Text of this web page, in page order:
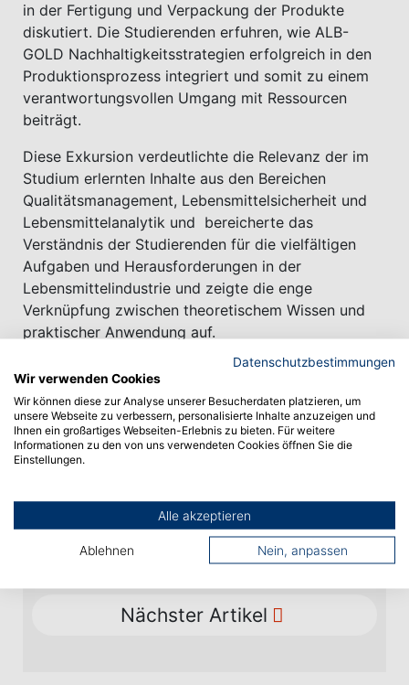
in der Fertigung und Verpackung der Produkte
diskutiert. Die Studierenden erfuhren, wie ALB-
GOLD Nachhaltigkeitsstrategien erfolgreich in den
Produktionsprozess integriert und somit zu einem
verantwortungsvollen Umgang mit Ressourcen
beiträgt.
Diese Exkursion verdeutlichte die Relevanz der im
Studium erlernten Inhalte aus den Bereichen
Qualitätsmanagement, Lebensmittelsicherheit und
Lebensmittelanalytik und bereicherte das
Verständnis der Studierenden für die vielfältigen
Aufgaben und Herausforderungen in der
Lebensmittelindustrie und zeigte die enge
Verknüpfung zwischen theoretischem Wissen und
praktischer Anwendung auf.
Der Studiengang Lebensmittel, Ernährung, Hygiene
dass diese Exkursion ermöglicht wurde und uns ein
so umfassender und praxisnaher Einblick in die
Lebensmittelherstellung gegeben wurde!
Vorheriger Artikel
Nächster Artikel
Datenschutzbestimmungen
Wir verwenden Cookies
Wir können diese zur Analyse unserer Besucherdaten platzieren, um
unsere Webseite zu verbessern, personalisierte Inhalte anzuzeigen und
Ihnen ein großartiges Webseiten-Erlebnis zu bieten. Für weitere
Informationen zu den von uns verwendeten Cookies öffnen Sie die
Einstellungen.
Alle akzeptieren
Ablehnen Nein, anpassen